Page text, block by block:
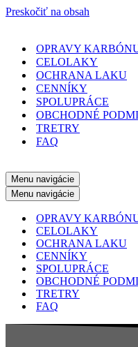
Preskočiť na obsah
OPRAVY
CELOLAKY
OCHRANA LAKU
CENNÍKY
SPOLUPRÁCE
OBCHODNÉ
TRETRY
FAQ
Menu navigácie
Menu navigácie
OPRAVY
CELOLAKY
OCHRANA LAKU
CENNÍKY
SPOLUPRÁCE
OBCHODNÉ
TRETRY
FAQ